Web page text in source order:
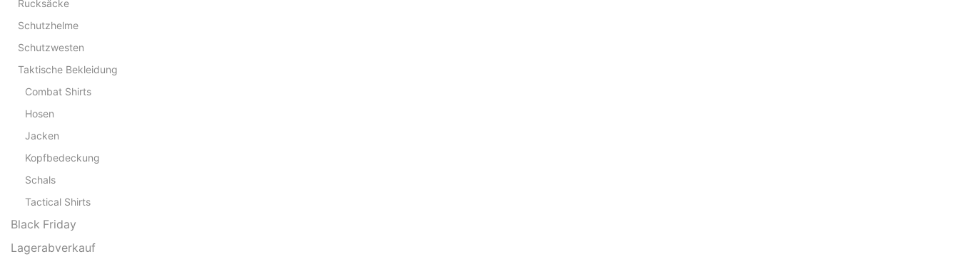
Rucksäcke
Schutzhelme
Schutzwesten
Taktische Bekleidung
Combat Shirts
Hosen
Jacken
Kopfbedeckung
Schals
Tactical Shirts
Black Friday
Lagerabverkauf